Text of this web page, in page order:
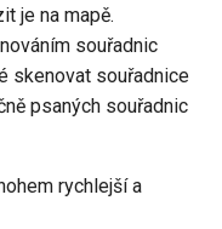
je na mapě.
souřadnic
skenovat souřadnice
psaných souřadnic
rychlejší a